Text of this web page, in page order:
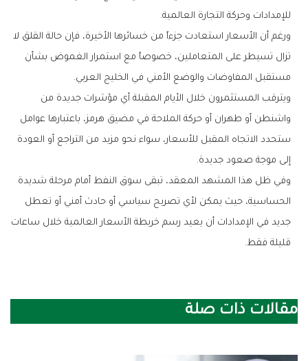
للإمدادات وحركة التجارة العالمية.
ورغم أن الأسعار استعادت جزءاً من خسائرها الأخيرة، فإن حالة القلق لا
تزال تسيطر على المتعاملين، خصوصاً مع استمرار الغموض بشأن
مستقبل المفاوضات والوضع الأمني في الخليج العربي.
ويترقب المستثمرون خلال الأيام المقبلة أي مؤشرات جديدة من
واشنطن أو طهران أو حركة الملاحة في مضيق هرمز، باعتبارها عوامل
ستحدد الاتجاه المقبل للأسعار، سواء نحو مزيد من التراجع أو العودة
إلى موجة صعود جديدة.
وفي ظل هذا المشهد المعقد، تبقى سوق النفط أمام مرحلة شديدة
الحساسية، حيث يمكن لأي تصريح سياسي أو حادث أمني أو تعطل
جديد في الإمدادات أن يعيد رسم خريطة الأسعار العالمية خلال ساعات
قليلة فقط.
مقالات ذات صلة